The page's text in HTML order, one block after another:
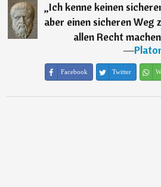
„Ich kenne keinen
aber einen sicheren Weg
allen Recht
―
Facebook Twitter